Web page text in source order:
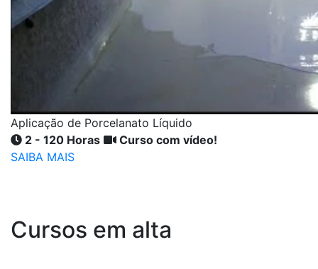
Aplicação de Porcelanato Líquido
2 - 120 Horas
Curso com vídeo!
SAIBA MAIS
Cursos em alta